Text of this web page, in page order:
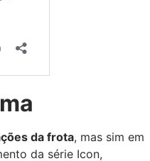
da frota, mas sim em
da série Icon,